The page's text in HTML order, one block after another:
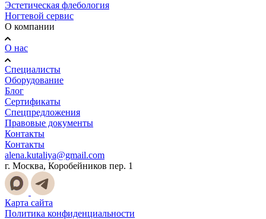
Эстетическая флебология
Ногтевой сервис
О компании
О нас
Специалисты
Оборудование
Блог
Сертификаты
Спецпредложения
Правовые документы
Контакты
Контакты
alena.kutaliya@gmail.com
г. Москва, Коробейников пер. 1
Карта сайта
Политика конфиденциальности